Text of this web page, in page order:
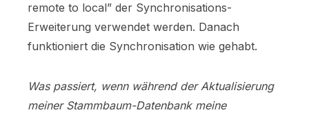
remote to local” der Synchronisations-
Erweiterung verwendet werden. Danach
funktioniert die Synchronisation wie gehabt.
Was passiert, wenn während der Aktualisierung
meiner Stammbaum-Datenbank meine